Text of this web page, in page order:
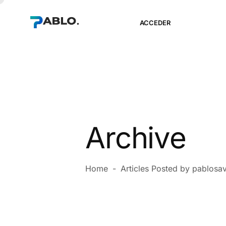
ACCEDER
Archive
Home - Articles Posted by